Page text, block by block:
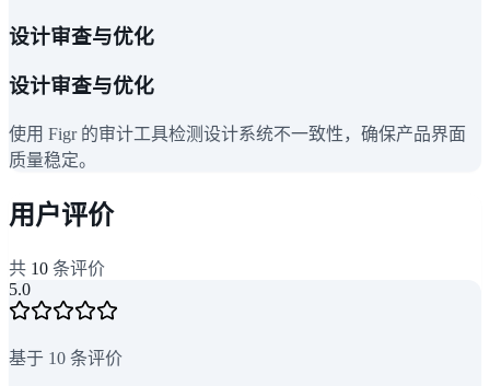
设计审查与优化
设计审查与优化
使用 Figr 的审计工具检测设计系统不一致性，确保产品界面
质量稳定。
用户评价
共 10 条评价
5.0
基于 10 条评价